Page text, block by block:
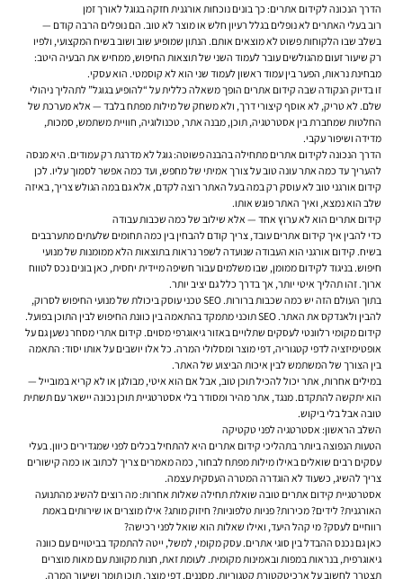
הדרך הנכונה לקידום אתרים: כך בונים נוכחות אורגנית חזקה בגוגל לאורך זמן
רוב בעלי האתרים לא נופלים בגלל רעיון חלש או מוצר לא טוב. הם נופלים הרבה קודם —
בשלב שבו הלקוחות פשוט לא מוצאים אותם. הנתון שמופיע שוב ושוב בשיח המקצועי, ולפיו
רק שיעור זעום מהגולשים עובר לעמוד השני של תוצאות החיפוש, ממחיש את הבעיה היטב:
מבחינת נראות, הפער בין עמוד ראשון לעמוד שני הוא לא קוסמטי. הוא עסקי.
זו בדיוק הנקודה שבה קידום אתרים הופך משאלה כללית על “להופיע בגוגל” לתהליך ניהולי
שלם. לא טריק, לא אוסף קיצורי דרך, ולא משחק של מילות מפתח בלבד — אלא מערכת של
החלטות שמחברת בין אסטרטגיה, תוכן, מבנה אתר, טכנולוגיה, חוויית משתמש, סמכות,
מדידה ושיפור עקבי.
הדרך הנכונה לקידום אתרים מתחילה בהבנה פשוטה: גוגל לא מדרגת רק עמודים. היא מנסה
להעריך עד כמה אתר עונה טוב על צורך אמיתי של מחפש, ועד כמה אפשר לסמוך עליו. לכן
קידום אורגני טוב לא עוסק רק במה בעל האתר רוצה לקדם, אלא גם במה הגולש צריך, באיזה
שלב הוא נמצא, ואיך האתר פוגש אותו.
קידום אתרים הוא לא ערוץ אחד — אלא שילוב של כמה שכבות עבודה
כדי להבין איך קידום אתרים עובד, צריך קודם להבחין בין כמה תחומים שלעתים מתערבבים
בשיח. קידום אורגני הוא העבודה שנועדה לשפר נראות בתוצאות הלא ממומנות של מנועי
חיפוש. בניגוד לקידום ממומן, שבו משלמים עבור חשיפה מיידית יחסית, כאן בונים נכס לטווח
ארוך. זהו תהליך איטי יותר, אך בדרך כלל גם יציב יותר.
בתוך העולם הזה יש כמה שכבות ברורות. SEO טכני עוסק ביכולת של מנועי החיפוש לסרוק,
להבין ולאנדקס את האתר. SEO תוכני מתמקד בהתאמה בין כוונת החיפוש לבין התוכן בפועל.
קידום מקומי רלוונטי לעסקים שתלויים באזור גיאוגרפי מסוים. קידום אתרי מסחר נשען גם על
אופטימיזציה לדפי קטגוריה, דפי מוצר ומסלולי המרה. כל אלו יושבים על אותו יסוד: התאמה
בין הצורך של המשתמש לבין איכות הביצוע של האתר.
במילים אחרות, אתר יכול להכיל תוכן טוב, אבל אם הוא איטי, מבולגן או לא קריא במובייל —
הוא יתקשה להתקדם. מנגד, אתר מהיר ומסודר בלי אסטרטגיית תוכן נכונה יישאר עם תשתית
טובה אבל בלי ביקוש.
השלב הראשון: אסטרטגיה לפני טקטיקה
הטעות הנפוצה ביותר בתהליכי קידום אתרים היא להתחיל בכלים לפני שמגדירים כיוון. בעלי
עסקים רבים שואלים באילו מילות מפתח לבחור, כמה מאמרים צריך לכתוב או כמה קישורים
צריך להשיג, כשעוד לא הוגדרה המטרה העסקית עצמה.
אסטרטגיית קידום אתרים טובה שואלת תחילה שאלות אחרות: מה רוצים להשיג מהתנועה
האורגנית? לידים? מכירות? פניות טלפוניות? חיזוק מותג? אילו מוצרים או שירותים באמת
רווחיים לעסק? מי קהל היעד, ואילו שאלות הוא שואל לפני רכישה?
כאן גם נכנס ההבדל בין סוגי אתרים. עסק מקומי, למשל, ייטה להתמקד בביטויים עם כוונה
גיאוגרפית, בנראות במפות ובאמינות מקומית. לעומת זאת, חנות מקוונת עם מאות מוצרים
תצטרך לחשוב על ארכיטקטורת קטגוריות, מסננים, דפי מוצר, תוכן תומך ושיעור המרה.